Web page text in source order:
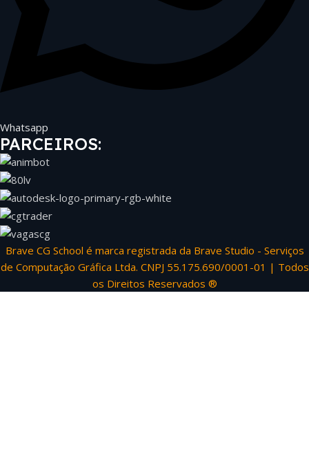
Whatsapp
PARCEIROS:
Brave CG School é marca registrada da Brave Studio - Serviços
de Computação Gráfica Ltda. CNPJ 55.175.690/0001-01 | Todos
os Direitos Reservados ®